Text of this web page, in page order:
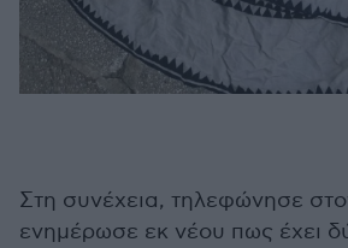
Στη συνέχεια, τηλεφώνησε
ενημέρωσε εκ νέου πως έχει